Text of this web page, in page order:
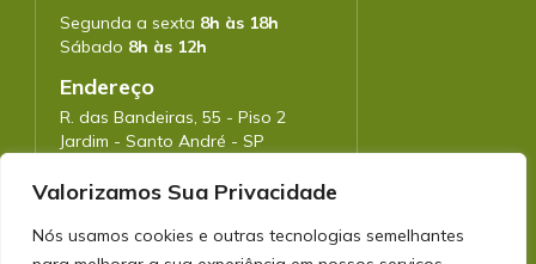
Valorizamos Sua Privacidade
Nós usamos cookies e outras tecnologias semelhantes
Segunda a sexta 8h às 18h
Sábado 8h às 12h
Endereço
R. das Bandeiras, 55 - Piso 2
Jardim - Santo André - SP